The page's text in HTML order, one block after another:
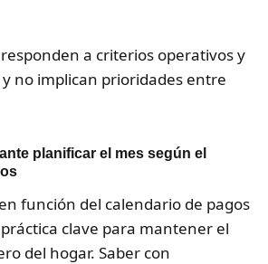
a criterios operativos y
no implican prioridades entre
planificar el mes según el
función del calendario de pagos
práctica clave para mantener el
del hogar. Saber con